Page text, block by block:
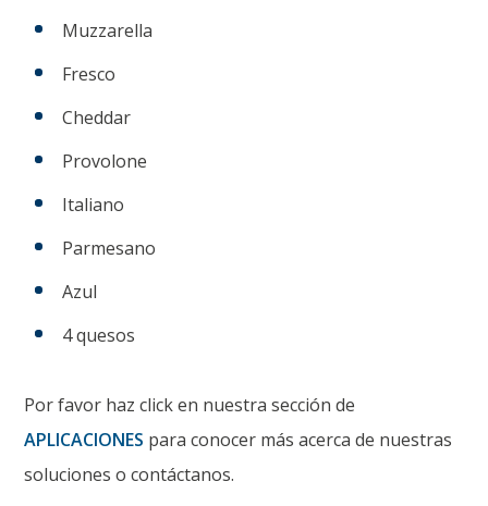
Muzzarella
Fresco
Cheddar
Provolone
Italiano
Parmesano
Azul
4 quesos
Por favor haz click en nuestra sección de
APLICACIONES para conocer más acerca de nuestras
soluciones o contáctanos.